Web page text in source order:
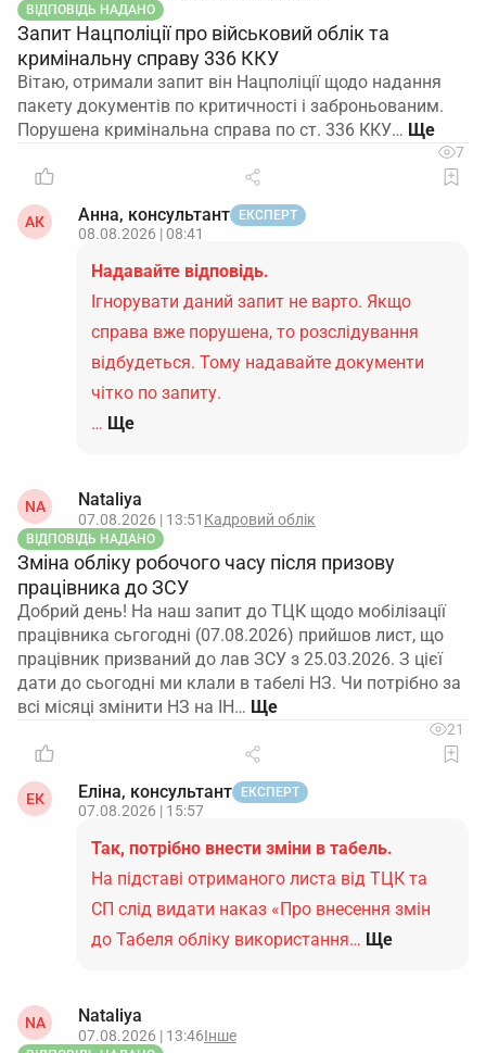
ВІДПОВІДЬ НАДАНО
Запит Нацполіції про військовий облік та
кримінальну справу 336 ККУ
Вітаю, отримали запит він Нацполіції щодо надання
пакету документів по критичності і заброньованим.
Порушена кримінальна справа по ст. 336 ККУ…
7
АК Анна, консультант ЕКСПЕРТ
08.08.2026 | 08:41
Надавайте відповідь.
Ігнорувати даний запит не варто. Якщо
справа вже порушена, то розслідування
відбудеться. Тому надавайте документи
чітко по запиту.
… Ще
NA Nataliya
07.08.2026 | 13:51 Кадровий облік
ВІДПОВІДЬ НАДАНО
Зміна обліку робочого часу після призову
працівника до ЗСУ
Добрий день! На наш запит до ТЦК щодо мобілізації
працівника сьгогодні (07.08.2026) прийшов лист, що
працівник призваний до лав ЗСУ з 25.03.2026. З цієї
дати до сьогодні ми клали в табелі НЗ. Чи потрібно за
всі місяці змінити НЗ на ІН…
21
ЕК Еліна, консультант ЕКСПЕРТ
07.08.2026 | 15:57
Так, потрібно внести зміни в табель.
На підставі отриманого листа від ТЦК та
СП слід видати наказ «Про внесення змін
до Табеля обліку використання… Ще
NA Nataliya
07.08.2026 | 13:46Інше